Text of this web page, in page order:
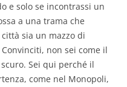
e solo se incontrassi un
a una trama che
città sia un mazzo di
non sei come il
Sei qui perché il
come nel Monopoli,